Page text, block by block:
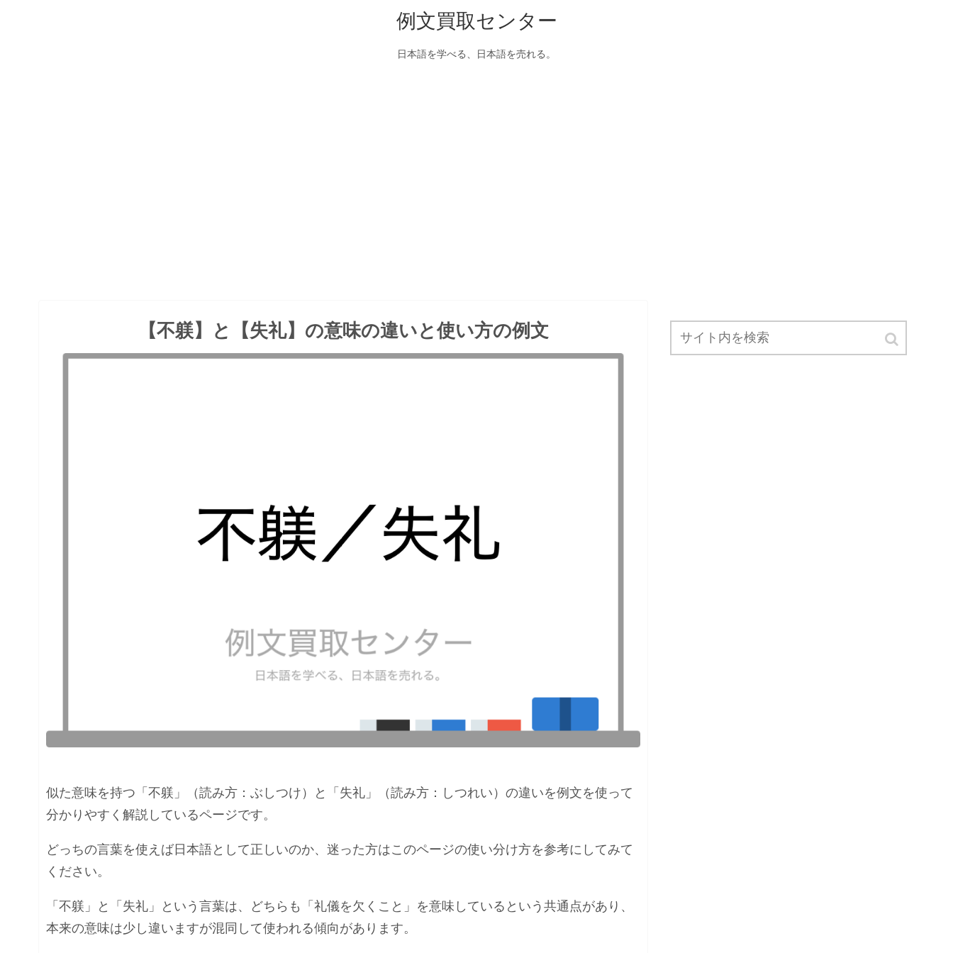
例文買取センター
日本語を学べる、日本語を売れる。
【不躾】と【失礼】の意味の違いと使い方の例文
似た意味を持つ「不躾」（読み方：ぶしつけ）と「失礼」（読み方：しつれい）の違いを例文を使って
分かりやすく解説しているページです。
どっちの言葉を使えば日本語として正しいのか、迷った方はこのページの使い分け方を参考にしてみて
ください。
「不躾」と「失礼」という言葉は、どちらも「礼儀を欠くこと」を意味しているという共通点があり、
本来の意味は少し違いますが混同して使われる傾向があります。